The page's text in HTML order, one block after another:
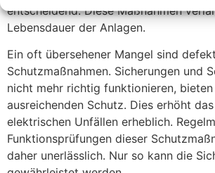
entscheidend. Diese Maßnahmen
Lebensdauer der Anlagen.
Ein oft übersehener Mangel sind
Schutzmaßnahmen. Sicherungen und
nicht mehr richtig funktionieren, bieten
ausreichenden Schutz. Dies erhöht
elektrischen Unfällen erheblich.
Funktionsprüfungen dieser
daher unerlässlich. Nur so kann die